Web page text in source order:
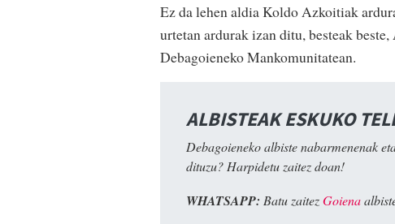
Ez da lehen aldia Koldo Azkoitiak
urtetan ardurak izan ditu, besteak
Debagoieneko Mankomunitatean.
ALBISTEAK ESKUKO
Debagoieneko albiste nabarmenenak
dituzu? Harpidetu zaitez doan!
WHATSAPP: Batu zaitezGoiena